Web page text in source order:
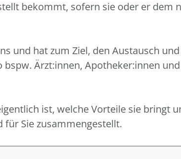
bekommt, sofern sie oder er dem
und hat zum Ziel, den Austausch
Ärzt:innen, Apotheker:innen
ist, welche Vorteile sie bringt
Sie zusammengestellt.